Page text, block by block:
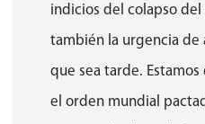
indicios del colapso
también la urgencia de
que sea tarde.
el orden mundial